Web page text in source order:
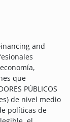
and
que
PÚBLICOS
de nivel medio
políticas de